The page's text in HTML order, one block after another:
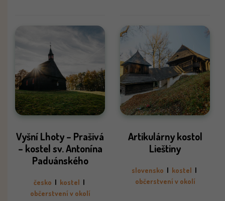
Vyšní Lhoty – Prašivá
– kostel sv. Antonína
Paduánského
česko kostel
občerstvení v okolí
Artikulárny kostol
Lieštiny
slovensko kostel
občerstvení v okolí